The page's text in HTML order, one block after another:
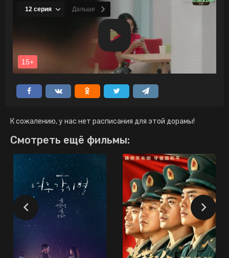
К сожалению, у нас нет расписания для этой дорамы!
Смотреть ещё фильмы: